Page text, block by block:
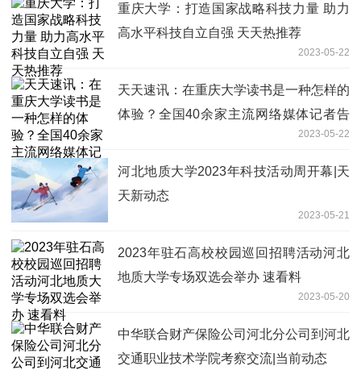
重庆大学：打造国家战略科技力量 助力
高水平科技自立自强 天天热推荐
2023-05-22
天天速讯：在重庆大学读书是一种怎样的
体验？全国40余家主流网络媒体记者告
2023-05-22
河北地质大学2023年科技活动周开幕|天
天新动态
2023-05-21
2023年驻石高校校园巡回招聘活动河北
地质大学专场双选会举办 速看料
2023-05-20
中华联合财产保险公司河北分公司到河北
交通职业技术学院考察交流|当前动态